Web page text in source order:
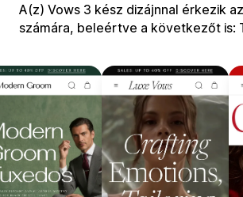
A(z) Vows 3 kész dizájnnal érkezik
számára, beleértve a következőt is: